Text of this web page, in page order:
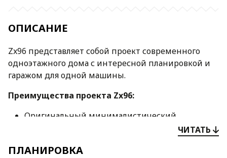
ОПИСАНИЕ
Zx96 представляет собой проект современного
одноэтажного дома с интересной планировкой и
гаражом для одной машины.
Преимущества проекта Zx96:
Оригинальный минималистический
экстерьер в серых оттенках и плоская кровля
делают строение необычным, современным и
стильным.
ЧИТАТЬ
ПЛАНИРОВКА